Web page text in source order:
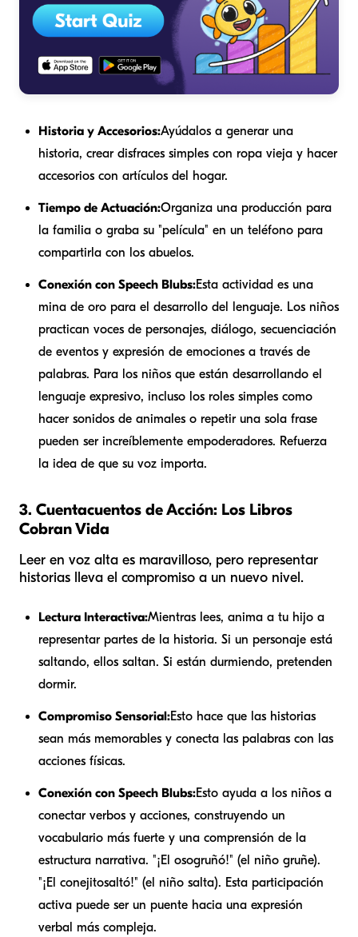
Historia y Accesorios:Ayúdalos a generar una
historia, crear disfraces simples con ropa vieja y hacer
accesorios con artículos del hogar.
Tiempo de Actuación:Organiza una producción para
la familia o graba su "película" en un teléfono para
compartirla con los abuelos.
Conexión con Speech Blubs:Esta actividad es una
mina de oro para el desarrollo del lenguaje. Los niños
practican voces de personajes, diálogo, secuenciación
de eventos y expresión de emociones a través de
palabras. Para los niños que están desarrollando el
lenguaje expresivo, incluso los roles simples como
hacer sonidos de animales o repetir una sola frase
pueden ser increíblemente empoderadores. Refuerza
la idea de que su voz importa.
3. Cuentacuentos de Acción: Los Libros
Cobran Vida
Leer en voz alta es maravilloso, pero representar
historias lleva el compromiso a un nuevo nivel.
Lectura Interactiva:Mientras lees, anima a tu hijo a
representar partes de la historia. Si un personaje está
saltando, ellos saltan. Si están durmiendo, pretenden
dormir.
Compromiso Sensorial:Esto hace que las historias
sean más memorables y conecta las palabras con las
acciones físicas.
Conexión con Speech Blubs:Esto ayuda a los niños a
conectar verbos y acciones, construyendo un
vocabulario más fuerte y una comprensión de la
estructura narrativa. "¡El osogruñó!" (el niño gruñe).
"¡El conejitosaltó!" (el niño salta). Esta participación
activa puede ser un puente hacia una expresión
verbal más compleja.